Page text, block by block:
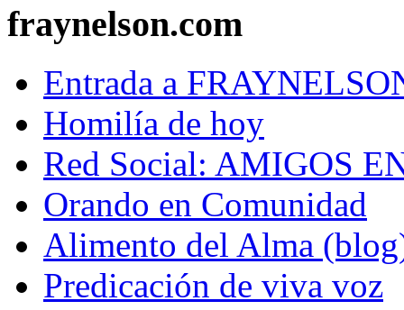
fraynelson.com
Entrada a
Homilía de hoy
Red Social: AMIGOS
Orando en Comunidad
Alimento del Alma
Predicación de viva voz